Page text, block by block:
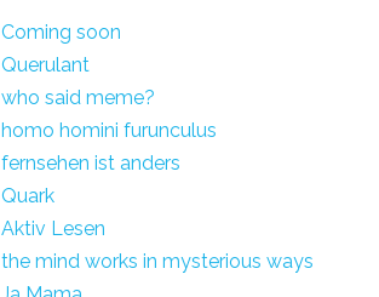
Coming soon
Querulant
who said meme?
homo homini furunculus
fernsehen ist anders
Quark
Aktiv Lesen
the mind works in mysterious ways